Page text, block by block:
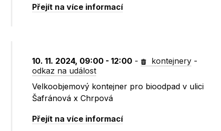
Přejít na více informací
10. 11. 2024, 09:00 - 12:00 - kontejnery -
odkaz na událost
Velkoobjemový kontejner pro bioodpad v ulici
Šafránová x Chrpová
Přejít na více informací